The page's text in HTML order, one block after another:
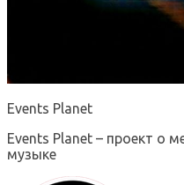
Events Planet
Events Planet – проект о
музыке